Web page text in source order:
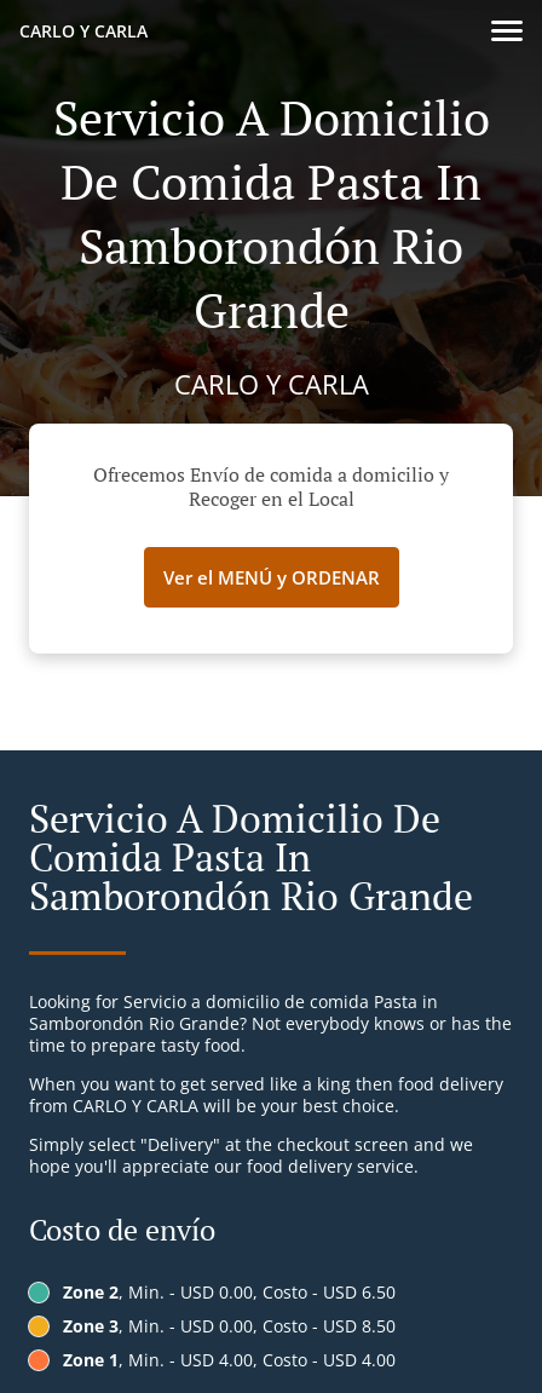
CARLO Y CARLA
Servicio A Domicilio
De Comida Pasta In
Samborondón Rio
Grande
CARLO Y CARLA
Ofrecemos Envío de comida a domicilio y
Recoger en el Local
Ver el MENÚ y ORDENAR
Servicio A Domicilio De
Comida Pasta In
Samborondón Rio Grande
Looking for Servicio a domicilio de comida Pasta in
Samborondón Rio Grande? Not everybody knows or has the
time to prepare tasty food.
When you want to get served like a king then food delivery
from CARLO Y CARLA will be your best choice.
Simply select "Delivery" at the checkout screen and we
hope you'll appreciate our food delivery service.
Costo de envío
Zone 2, Min. - USD 0.00, Costo - USD 6.50
Zone 3, Min. - USD 0.00, Costo - USD 8.50
Zone 1, Min. - USD 4.00, Costo - USD 4.00